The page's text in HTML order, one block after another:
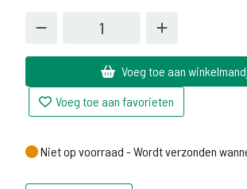
Voeg toe aan
Voeg toe aan favorieten
Niet op voorraad - Wordt verzonden
Niet op voorraad - Wordt verzonden